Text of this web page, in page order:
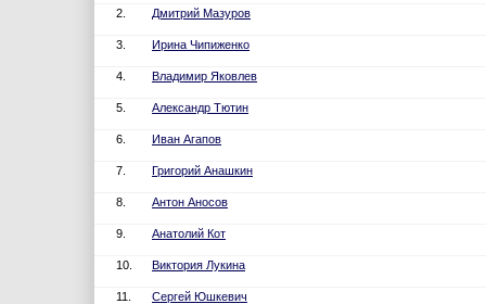
2. Дмитрий Мазуров
3. Ирина Чипиженко
4. Владимир Яковлев
5. Александр Тютин
6. Иван Агапов
7. Григорий Анашкин
8. Антон Аносов
9. Анатолий Кот
10. Виктория Лукина
11. Сергей Юшкевич